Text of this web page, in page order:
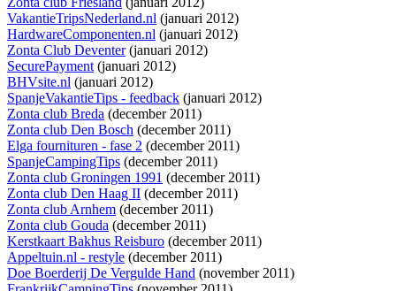
VakantieTripsNederland.nl (januari 2012)
HardwareComponenten.nl (januari 2012)
Zonta Club Deventer(januari 2012)
SecurePayment(januari 2012)
BHVsite.nl (januari 2012)
SpanjeVakantieTips - feedback (januari 2012)
Zonta club Breda (december 2011)
Zonta club Den Bosch (december 2011)
Elga fournituren - fase 2 (december 2011)
SpanjeCampingTips (december 2011)
Zonta club Groningen 1991 (december 2011)
Zonta club Den Haag II (december 2011)
Zonta club Arnhem (december 2011)
Zonta club Gouda (december 2011)
Kerstkaart Bakhus Reisburo (december 2011)
Appeltuin.nl - restyle (december 2011)
Doe Boerderij De Vergulde Hand (november 2011)